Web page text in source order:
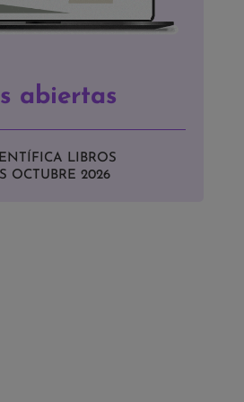
abiertas
LIBROS
OCTUBRE 2026